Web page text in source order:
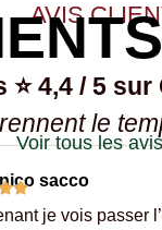
AVIS
⭐ 4,4 / 5
le
Voir tous les
sacco
je vois passer